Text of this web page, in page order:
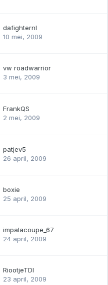
dafighternl
10 mei, 2009
vw roadwarrior
3 mei, 2009
FrankQS
2 mei, 2009
patjev5
26 april, 2009
boxie
25 april, 2009
impalacoupe_67
24 april, 2009
RiootjeTDI
23 april, 2009